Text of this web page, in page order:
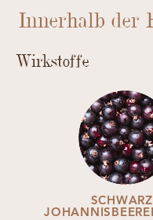
Innerhalb der
Wirkstoffe